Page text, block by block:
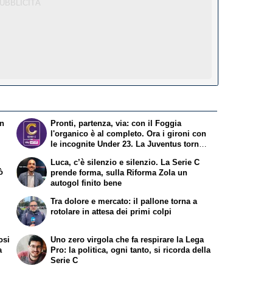
Pronti, partenza, via: con il Foggia
l'organico è al completo. Ora i gironi con
le incognite Under 23. La Juventus torna
a Sud
Luca, c’è silenzio e silenzio. La Serie C
prende forma, sulla Riforma Zola un
autogol finito bene
Tra dolore e mercato: il pallone torna a
rotolare in attesa dei primi colpi
Uno zero virgola che fa respirare la Lega
Pro: la politica, ogni tanto, si ricorda della
Serie C